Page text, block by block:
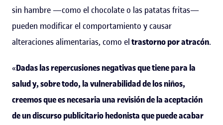
sin hambre —como el chocolate o las patatas fritas—
pueden modificar el comportamiento y causar
alteraciones alimentarias, como eltrastorno por atracón.
«Dadas las repercusiones negativas que tiene para la
salud y, sobre todo, la vulnerabilidad de los niños,
creemos que es necesaria una revisión de la aceptación
de un discurso publicitario hedonista que puede acabar